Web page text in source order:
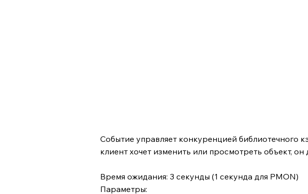
Событие управляет конкуренцией библиотечного
клиент хочет изменить или просмотреть объект,
Время ожидания: 3 секунды (1 секунда для PMON)
Параметры: